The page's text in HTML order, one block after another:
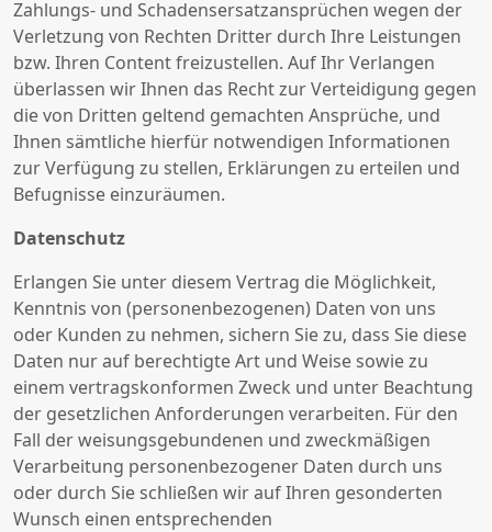
Zahlungs- und Schadensersatzansprüchen wegen der
Verletzung von Rechten Dritter durch Ihre Leistungen
bzw. Ihren Content freizustellen. Auf Ihr Verlangen
überlassen wir Ihnen das Recht zur Verteidigung gegen
die von Dritten geltend gemachten Ansprüche, und
Ihnen sämtliche hierfür notwendigen Informationen
zur Verfügung zu stellen, Erklärungen zu erteilen und
Befugnisse einzuräumen.
Datenschutz
Erlangen Sie unter diesem Vertrag die Möglichkeit,
Kenntnis von (personenbezogenen) Daten von uns
oder Kunden zu nehmen, sichern Sie zu, dass Sie diese
Daten nur auf berechtigte Art und Weise sowie zu
einem vertragskonformen Zweck und unter Beachtung
der gesetzlichen Anforderungen verarbeiten. Für den
Fall der weisungsgebundenen und zweckmäßigen
Verarbeitung personenbezogener Daten durch uns
oder durch Sie schließen wir auf Ihren gesonderten
Wunsch einen entsprechenden